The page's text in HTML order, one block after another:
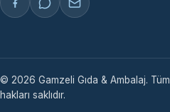
© 2026 Gamzeli Gıda & Ambalaj. Tüm
hakları saklıdır.